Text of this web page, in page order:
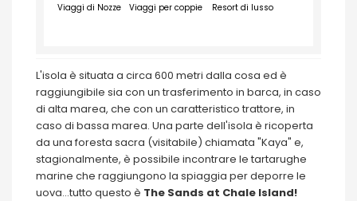
Viaggi di Nozze Viaggi per coppie Resort di lusso
L'isola è situata a circa 600 metri dalla cosa ed è
raggiungibile sia con un trasferimento in barca, in caso
di alta marea, che con un caratteristico trattore, in
caso di bassa marea. Una parte dell'isola è ricoperta
da una foresta sacra (visitabile) chiamata "Kaya" e,
stagionalmente, è possibile incontrare le tartarughe
marine che raggiungono la spiaggia per deporre le
uova...tutto questo è The Sands at Chale Island!